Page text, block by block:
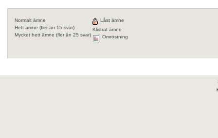
Normalt ämne
Hett ämne (fler än 15 svar)
Mycket hett ämne (fler än 25 svar)
Låst ämne
Klistrat ämne
Omröstning